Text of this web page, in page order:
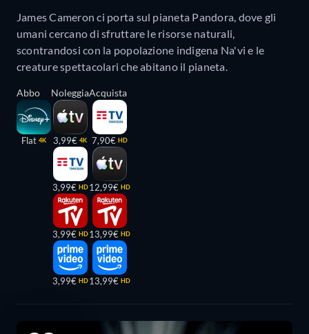
James Cameron ci porta sul pianeta Pandora, dove gli
umani cercano di sfruttare le risorse naturali,
scontrandosi con la popolazione indigena Na'vi e le
creature spettacolari che abitano il pianeta.
Abbo
Flat 4K
Noleggia
3,99€ 4K
3,99€ HD
3,99€ HD
3,99€ HD
Acquista
7,90€ HD
12,99€ HD
13,99€ HD
13,99€ HD